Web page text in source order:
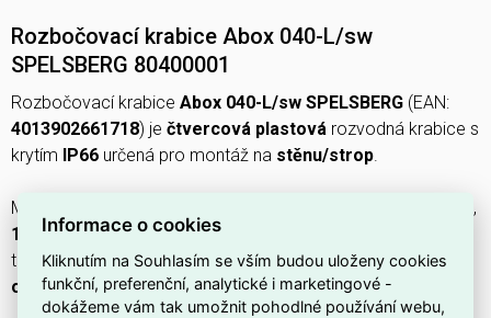
Rozbočovací krabice Abox 040-L/sw
SPELSBERG 80400001
Rozbočovací krabice Abox 040-L/sw SPELSBERG (EAN:
4013902661718) je čtvercová plastová rozvodná krabice s
krytím
IP66 určená pro montáž na stěnu/strop.
Má rozměry
,
11
vstupních otvorů a izolační napětí
teplota je-25 až 55 °C. Jebez halogenů ,plombovatelná
odolná proti povětrnostním vlivůma kryt ješroubovaný
Informace o cookies
Kliknutím na Souhlasím se vším budou uloženy cookies
funkční, preferenční, analytické i marketingové -
dokážeme vám tak umožnit pohodlné používání webu,